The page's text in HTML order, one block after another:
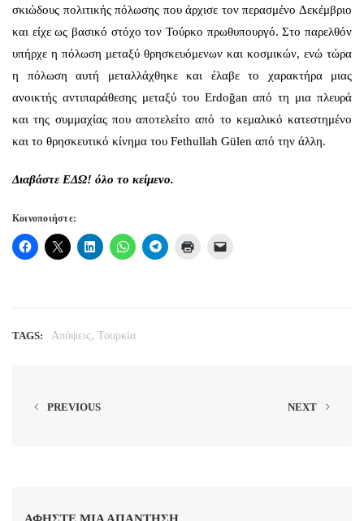
σκιώδους πολιτικής πόλωσης που άρχισε τον περασμένο Δεκέμβριο
και είχε ως βασικό στόχο τον Τούρκο πρωθυπουργό. Στο παρελθόν
υπήρχε η πόλωση μεταξύ θρησκευόμενων και κοσμικών, ενώ τώρα
η πόλωση αυτή μεταλλάχθηκε και έλαβε το χαρακτήρα μιας
ανοικτής αντιπαράθεσης μεταξύ του Erdoğan από τη μια πλευρά
και της συμμαχίας που αποτελείτο από το κεμαλικό κατεστημένο
και το θρησκευτικό κίνημα του Fethullah Gülen από την άλλη.
Διαβάστε ΕΔΩ! όλο το κείμενο.
Κοινοποιήστε:
TAGS: Απόψεις, Τουρκία
PREVIOUS NEXT